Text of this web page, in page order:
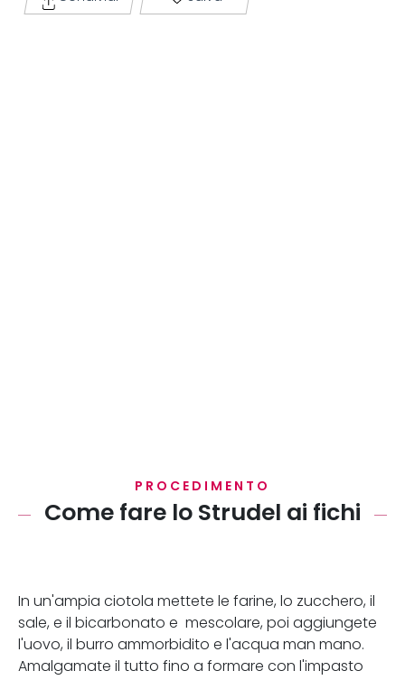
PROCEDIMENTO
Come fare lo Strudel ai fichi
In un'ampia ciotola mettete le farine, lo zucchero, il
sale, e il bicarbonato e mescolare, poi aggiungete
l'uovo, il burro ammorbidito e l'acqua man mano.
Amalgamate il tutto fino a formare con l'impasto